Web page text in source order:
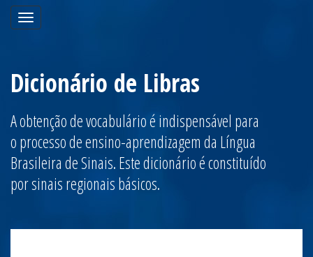
Toggle
navigation
Dicionário de Libras
A obtenção de vocabulário é indispensável para
o processo de ensino-aprendizagem da Língua
Brasileira de Sinais. Este dicionário é constituído
por sinais regionais básicos.